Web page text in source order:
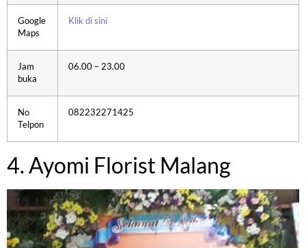
Google
Maps
Klik di sini
Jam
buka
06.00 – 23.00
No
Telpon
082232271425
4. Ayomi Florist Malang